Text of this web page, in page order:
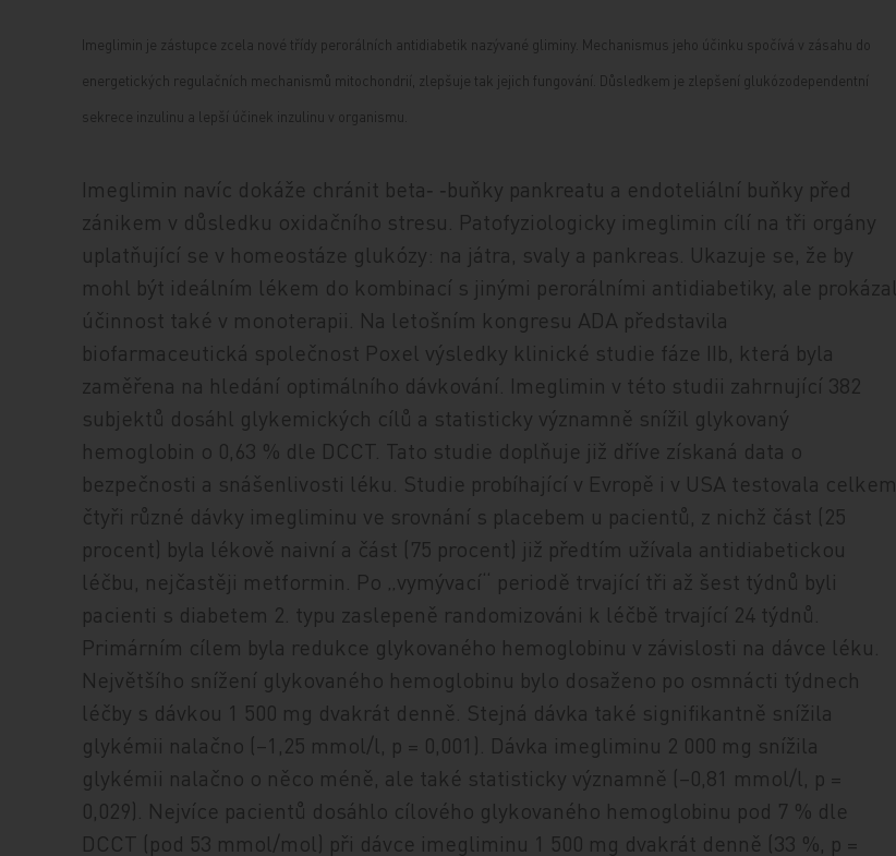
Imeglimin je zástupce zcela nové třídy perorálních antidiabetik nazývané gliminy. Mechanismus jeho účinku spočívá v zásahu do
energetických regulačních mechanismů mitochondrií, zlepšuje tak jejich fungování. Důsledkem je zlepšení glukózodependentní
sekrece inzulinu a lepší účinek inzulinu v organismu.
Imeglimin navíc dokáže chránit beta‑ ‑buňky pankreatu a endoteliální buňky před
zánikem v důsledku oxidačního stresu. Patofyziologicky imeglimin cílí na tři orgány
uplatňující se v homeostáze glukózy: na játra, svaly a pankreas. Ukazuje se, že by
mohl být ideálním lékem do kombinací s jinými perorálními antidiabetiky, ale prokázal
účinnost také v monoterapii. Na letošním kongresu ADA představila
biofarmaceutická společnost Poxel výsledky klinické studie fáze IIb, která byla
zaměřena na hledání optimálního dávkování. Imeglimin v této studii zahrnující 382
subjektů dosáhl glykemických cílů a statisticky významně snížil glykovaný
hemoglobin o 0,63 % dle DCCT. Tato studie doplňuje již dříve získaná data o
bezpečnosti a snášenlivosti léku. Studie probíhající v Evropě i v USA testovala celkem
čtyři různé dávky imegliminu ve srovnání s placebem u pacientů, z nichž část (25
procent) byla lékově naivní a část (75 procent) již předtím užívala antidiabetickou
léčbu, nejčastěji metformin. Po „vymývací“ periodě trvající tři až šest týdnů byli
pacienti s diabetem 2. typu zaslepeně randomizováni k léčbě trvající 24 týdnů.
Primárním cílem byla redukce glykovaného hemoglobinu v závislosti na dávce léku.
Největšího snížení glykovaného hemoglobinu bylo dosaženo po osmnácti týdnech
léčby s dávkou 1 500 mg dvakrát denně. Stejná dávka také signifikantně snížila
glykémii nalačno (–1,25 mmol/l, p = 0,001). Dávka imegliminu 2 000 mg snížila
glykémii nalačno o něco méně, ale také statisticky významně (–0,81 mmol/l, p =
0,029). Nejvíce pacientů dosáhlo cílového glykovaného hemoglobinu pod 7 % dle
DCCT (pod 53 mmol/mol) při dávce imegliminu 1 500 mg dvakrát denně (33 %, p =